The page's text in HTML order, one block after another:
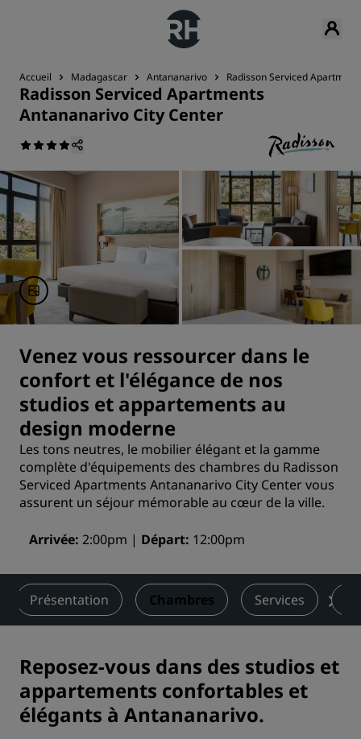
Accueil Madagascar Antananarivo Radisson Serviced
Radisson Serviced Apartments
Antananarivo City Center
Venez vous ressourcer dans le
confort et l'élégance de nos
studios et appartements au
design moderne
Les tons neutres, le mobilier élégant et la gamme
complète d'équipements des chambres du Radisson
Serviced Apartments Antananarivo City Center vous
assurent un séjour mémorable au cœur de la ville.
Arrivée 2:00pm Départ 12:00pm
Présentation Chambres Services
Reposez-vous dans des studios et
appartements confortables et
élégants à Antananarivo.